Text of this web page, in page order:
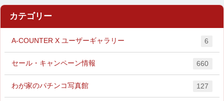
カテゴリー
A-COUNTER X ユーザーギャラリー 6
セール・キャンペーン情報 660
わが家のパチンコ写真館 127